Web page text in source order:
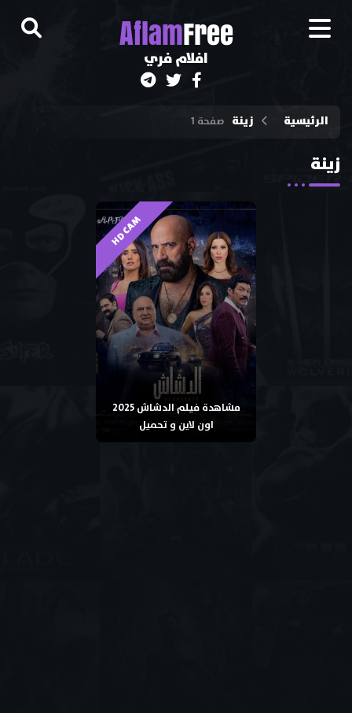
AflamFree
افلام فري
الرئيسية زينة صفحة 1
زينة
HD CAM
مشاهدة فيلم الدشاش 2025
اون لاين و تحميل